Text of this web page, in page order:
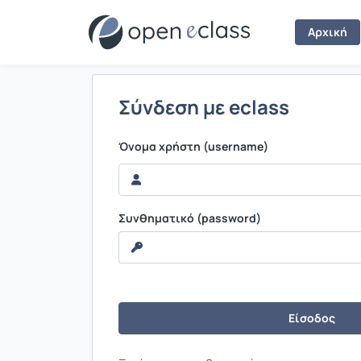
Αρχική
Σύνδεση
Σύνδεση με eclass
Όνομα χρήστη (username)
Συνθηματικό (password)